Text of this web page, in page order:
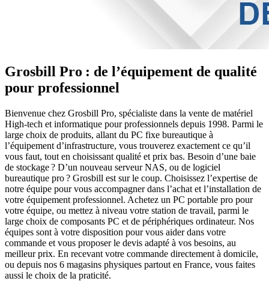
Grosbill Pro : de l’équipement de qualité
pour professionnel
Bienvenue chez Grosbill Pro, spécialiste dans la vente de matériel
High-tech et informatique pour professionnels depuis 1998. Parmi le
large choix de produits, allant du PC fixe bureautique à
l’équipement d’infrastructure, vous trouverez exactement ce qu’il
vous faut, tout en choisissant qualité et prix bas. Besoin d’une baie
de stockage ? D’un nouveau serveur NAS, ou de logiciel
bureautique pro ? Grosbill est sur le coup. Choisissez l’expertise de
notre équipe pour vous accompagner dans l’achat et l’installation de
votre équipement professionnel. Achetez un PC portable pro pour
votre équipe, ou mettez à niveau votre station de travail, parmi le
large choix de composants PC et de périphériques ordinateur. Nos
équipes sont à votre disposition pour vous aider dans votre
commande et vous proposer le devis adapté à vos besoins, au
meilleur prix. En recevant votre commande directement à domicile,
ou depuis nos 6 magasins physiques partout en France, vous faites
aussi le choix de la praticité.